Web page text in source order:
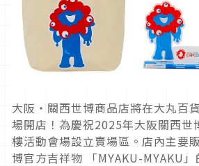
大阪・關西世博商品店將在大丸百
場開店！為慶祝2025年大阪關西世
樓活動會場設立賣場區。店內主要
博官方吉祥物 「MYAKU-MYAKU」